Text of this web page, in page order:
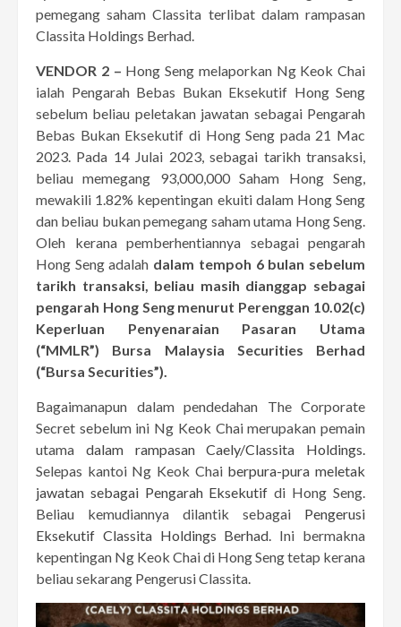
pemegang saham Classita terlibat dalam rampasan
Classita Holdings Berhad.
VENDOR 2 – Hong Seng melaporkan Ng Keok Chai
ialah Pengarah Bebas Bukan Eksekutif Hong Seng
sebelum beliau peletakan jawatan sebagai Pengarah
Bebas Bukan Eksekutif di Hong Seng pada 21 Mac
2023. Pada 14 Julai 2023, sebagai tarikh transaksi,
beliau memegang 93,000,000 Saham Hong Seng,
mewakili 1.82% kepentingan ekuiti dalam Hong Seng
dan beliau bukan pemegang saham utama Hong Seng.
Oleh kerana pemberhentiannya sebagai pengarah
Hong Seng adalah dalam tempoh 6 bulan sebelum
tarikh transaksi, beliau masih dianggap sebagai
pengarah Hong Seng menurut Perenggan 10.02(c)
Keperluan Penyenaraian Pasaran Utama
(“MMLR”) Bursa Malaysia Securities Berhad
(“Bursa Securities”).
Bagaimanapun dalam pendedahan The Corporate
Secret sebelum ini Ng Keok Chai merupakan pemain
utama dalam rampasan Caely/Classita Holdings.
Selepas kantoi Ng Keok Chai berpura-pura meletak
jawatan sebagai Pengarah Eksekutif di Hong Seng.
Beliau kemudiannya dilantik sebagai Pengerusi
Eksekutif Classita Holdings Berhad. Ini bermakna
kepentingan Ng Keok Chai di Hong Seng tetap kerana
beliau sekarang Pengerusi Classita.